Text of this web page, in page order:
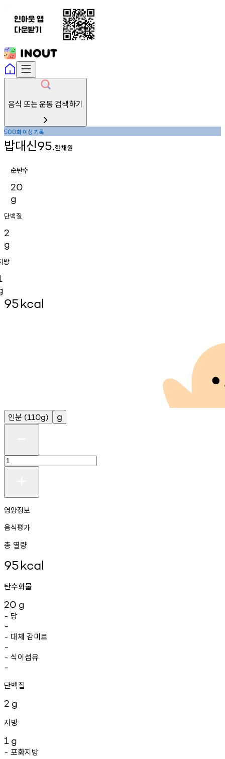
음식 또는 운동 검색하기
500회 이상기록
밥대신95.한채원
순탄수
20
g
단백질
2
g
방
95kcal
인분 (110g) g
영양정보
음식평가
총 열량
95kcal
탄수화물
20 g
- 당
-
- 대체 감미료
-
- 식이섬유
-
단백질
2 g
지방
1 g
- 포화지방